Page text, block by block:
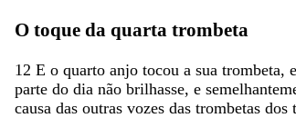
O toque da quarta trombeta
12 E o quarto anjo tocou a sua trombeta, e
parte do dia não brilhasse, e
causa das outras vozes das trombetas dos